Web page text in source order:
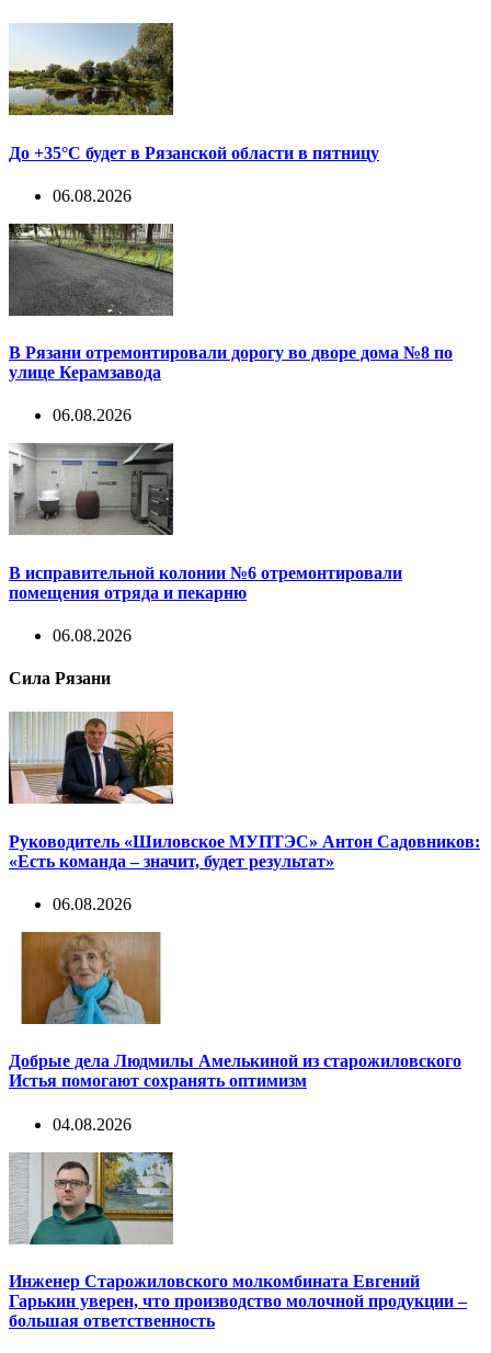
До +35°С будет в Рязанской области в пятницу
06.08.2026
В Рязани отремонтировали дорогу во дворе дома №8 по
улице Керамзавода
06.08.2026
В исправительной колонии №6 отремонтировали
помещения отряда и пекарню
06.08.2026
Сила Рязани
Руководитель «Шиловское МУПТЭС» Антон Садовников:
«Есть команда – значит, будет результат»
06.08.2026
Добрые дела Людмилы Амелькиной из старожиловского
Истья помогают сохранять оптимизм
04.08.2026
Инженер Старожиловского молкомбината Евгений
Гарькин уверен, что производство молочной продукции –
большая ответственность